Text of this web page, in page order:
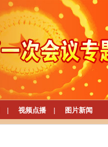
| 视频点播 | 图片新闻